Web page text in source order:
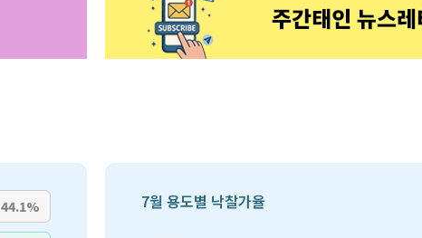
44.1% 7월 용도별 낙찰가율